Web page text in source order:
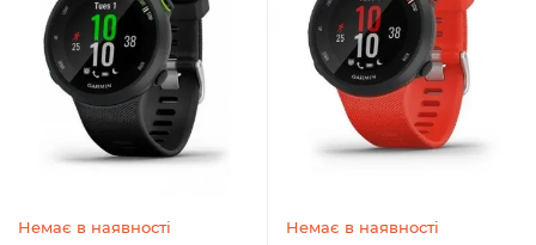
Немає в наявності
Немає в наявності